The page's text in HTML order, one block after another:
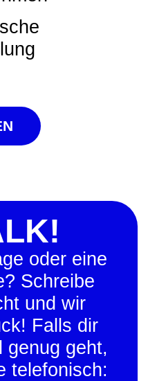
oder eine
Schreibe
und wir
Falls dir
genug geht,
telefonisch: